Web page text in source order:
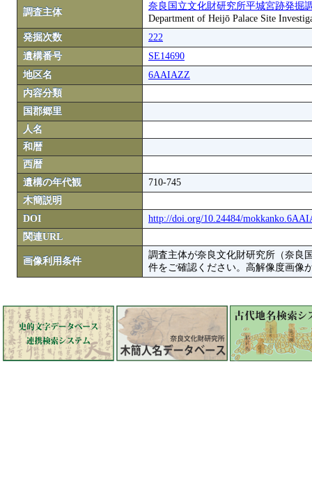
調査主体
奈良国立文化財研究所平城宮跡発掘
Department of Heijō Palace Site
発掘次数
222
遺構番号
SE14690
地区名
6AAIAZZ
内容分類
国郡郷里
人名
和暦
西暦
遺構の年代観
710-745
木簡説明
DOI
http://doi.org/10.24484/
関連URL
画像利用条件
調査主体が奈良文化財研究所（奈良
件をご確認ください。高解像度画像